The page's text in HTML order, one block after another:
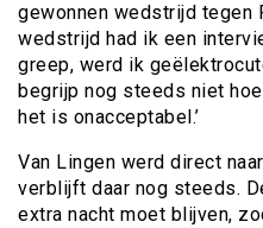
gewonnen wedstrijd tegen
wedstrijd had ik een
greep, werd ik
begrijp nog steeds niet
het is onacceptabel.’
Van Lingen werd direct
verblijft daar nog steeds.
extra nacht moet blijven,